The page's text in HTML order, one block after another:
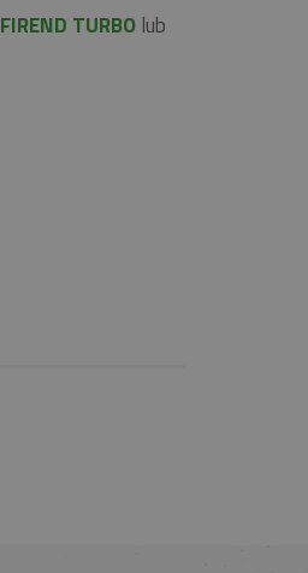
FIREND TURBO lub